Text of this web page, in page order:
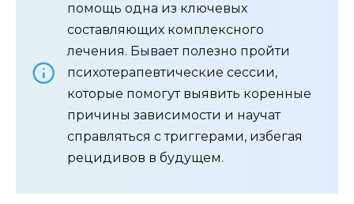
помощь одна из ключевых
составляющих комплексного
лечения. Бывает полезно пройти
психотерапевтические сессии,
которые помогут выявить коренные
причины зависимости и научат
справляться с триггерами, избегая
рецидивов в будущем.